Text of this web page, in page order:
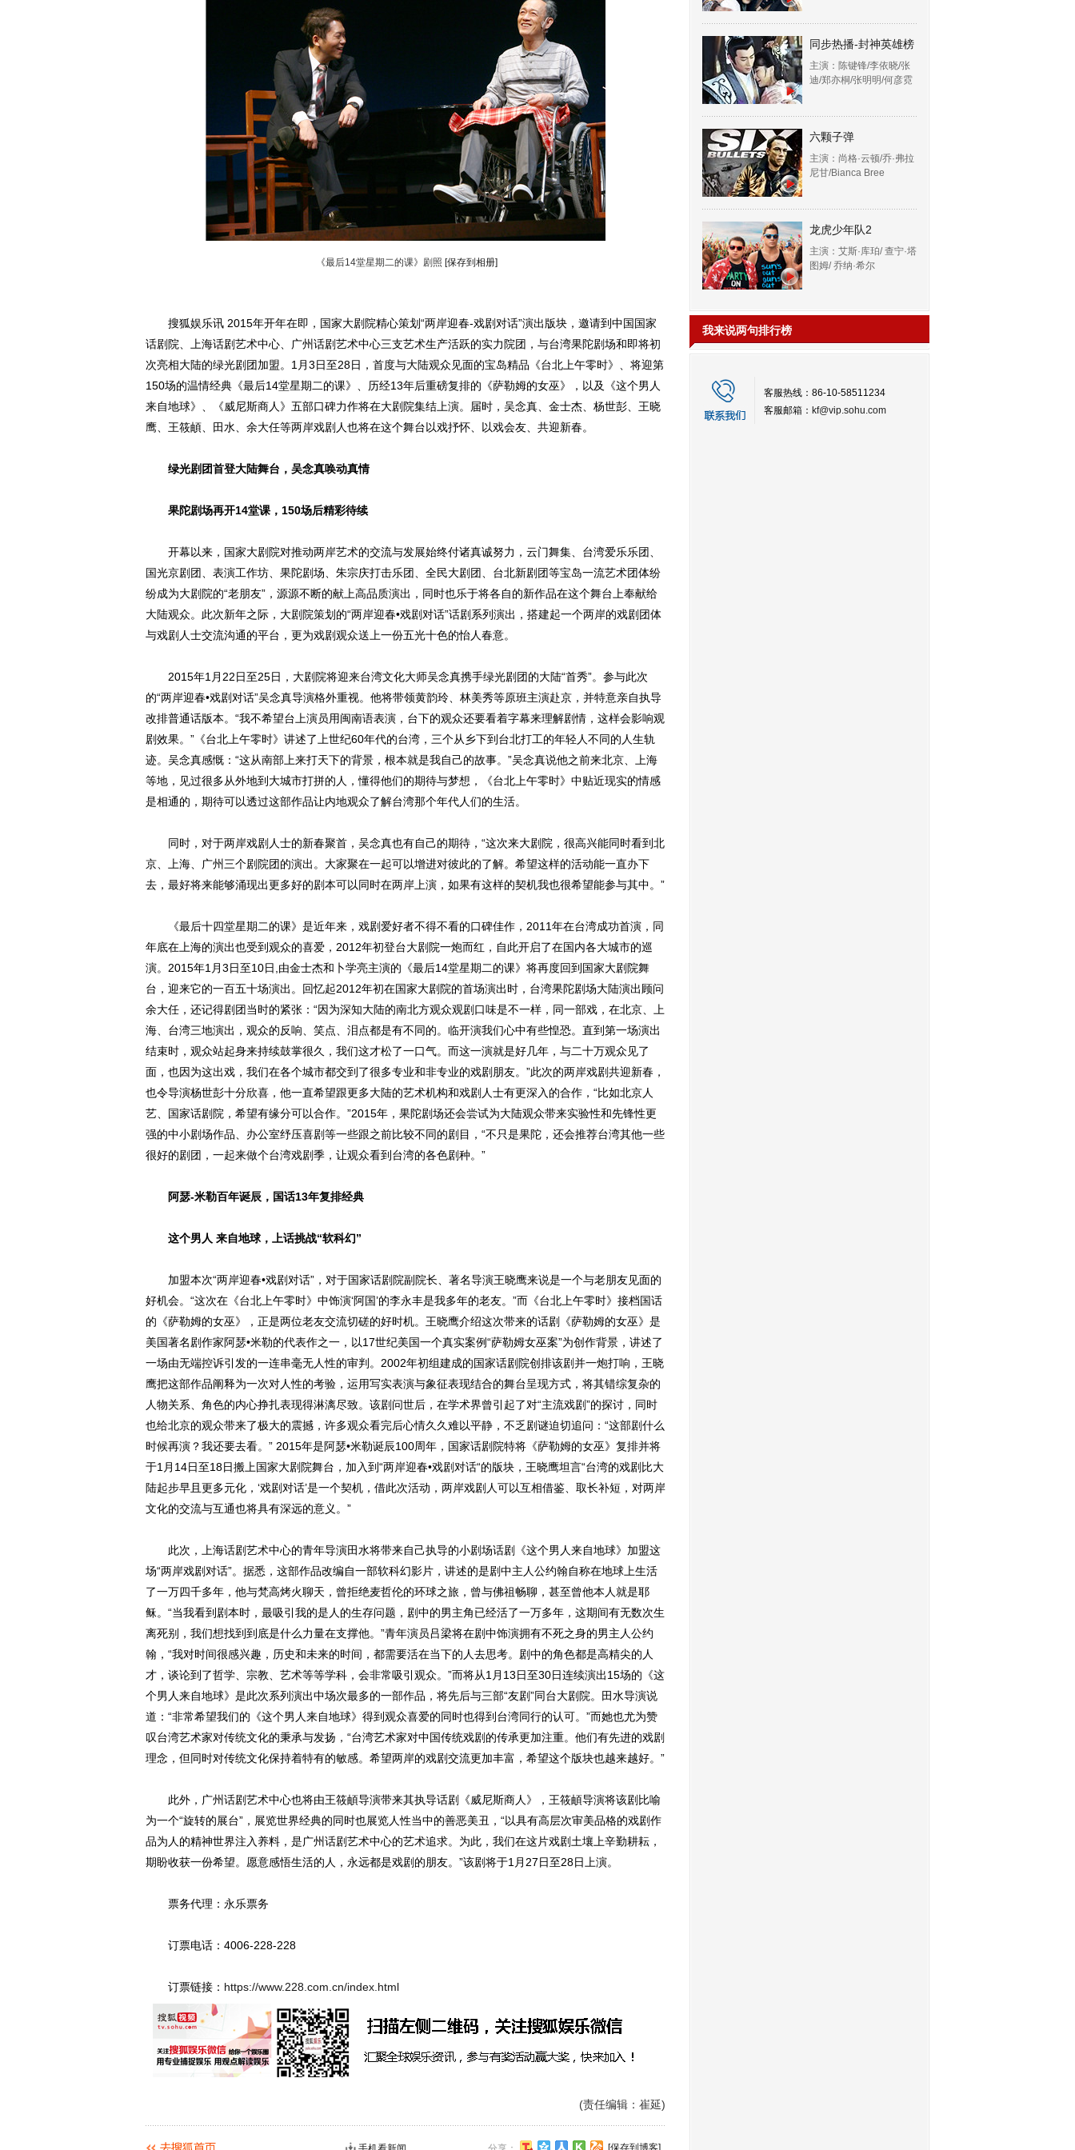
《最后14堂星期二的课》剧照 [保存到相册]
搜狐娱乐讯 2015年开年在即，国家大剧院精心策划“两岸迎春-戏剧对话”演出版块，邀请到中国国家
话剧院、上海话剧艺术中心、广州话剧艺术中心三支艺术生产活跃的实力院团，与台湾果陀剧场和即将初
次亮相大陆的绿光剧团加盟。1月3日至28日，首度与大陆观众见面的宝岛精品《台北上午零时》、将迎第
150场的温情经典《最后14堂星期二的课》、历经13年后重磅复排的《萨勒姆的女巫》，以及《这个男人
来自地球》、《威尼斯商人》五部口碑力作将在大剧院集结上演。届时，吴念真、金士杰、杨世彭、王晓
鹰、王筱頔、田水、余大任等两岸戏剧人也将在这个舞台以戏抒怀、以戏会友、共迎新春。
绿光剧团首登大陆舞台，吴念真唤动真情
果陀剧场再开14堂课，150场后精彩待续
开幕以来，国家大剧院对推动两岸艺术的交流与发展始终付诸真诚努力，云门舞集、台湾爱乐乐团、
国光京剧团、表演工作坊、果陀剧场、朱宗庆打击乐团、全民大剧团、台北新剧团等宝岛一流艺术团体纷
纷成为大剧院的“老朋友”，源源不断的献上高品质演出，同时也乐于将各自的新作品在这个舞台上奉献给
大陆观众。此次新年之际，大剧院策划的“两岸迎春•戏剧对话”话剧系列演出，搭建起一个两岸的戏剧团体
与戏剧人士交流沟通的平台，更为戏剧观众送上一份五光十色的怡人春意。
2015年1月22日至25日，大剧院将迎来台湾文化大师吴念真携手绿光剧团的大陆“首秀”。参与此次
的“两岸迎春•戏剧对话”吴念真导演格外重视。他将带领黄韵玲、林美秀等原班主演赴京，并特意亲自执导
改排普通话版本。“我不希望台上演员用闽南语表演，台下的观众还要看着字幕来理解剧情，这样会影响观
剧效果。”《台北上午零时》讲述了上世纪60年代的台湾，三个从乡下到台北打工的年轻人不同的人生轨
迹。吴念真感慨：“这从南部上来打天下的背景，根本就是我自己的故事。”吴念真说他之前来北京、上海
等地，见过很多从外地到大城市打拼的人，懂得他们的期待与梦想，《台北上午零时》中贴近现实的情感
是相通的，期待可以透过这部作品让内地观众了解台湾那个年代人们的生活。
同时，对于两岸戏剧人士的新春聚首，吴念真也有自己的期待，“这次来大剧院，很高兴能同时看到北
京、上海、广州三个剧院团的演出。大家聚在一起可以增进对彼此的了解。希望这样的活动能一直办下
去，最好将来能够涌现出更多好的剧本可以同时在两岸上演，如果有这样的契机我也很希望能参与其中。”
《最后十四堂星期二的课》是近年来，戏剧爱好者不得不看的口碑佳作，2011年在台湾成功首演，同
年底在上海的演出也受到观众的喜爱，2012年初登台大剧院一炮而红，自此开启了在国内各大城市的巡
演。2015年1月3日至10日,由金士杰和卜学亮主演的《最后14堂星期二的课》将再度回到国家大剧院舞
台，迎来它的一百五十场演出。回忆起2012年初在国家大剧院的首场演出时，台湾果陀剧场大陆演出顾问
余大任，还记得剧团当时的紧张：“因为深知大陆的南北方观众观剧口味是不一样，同一部戏，在北京、上
海、台湾三地演出，观众的反响、笑点、泪点都是有不同的。临开演我们心中有些惶恐。直到第一场演出
结束时，观众站起身来持续鼓掌很久，我们这才松了一口气。而这一演就是好几年，与二十万观众见了
面，也因为这出戏，我们在各个城市都交到了很多专业和非专业的戏剧朋友。”此次的两岸戏剧共迎新春，
也令导演杨世彭十分欣喜，他一直希望跟更多大陆的艺术机构和戏剧人士有更深入的合作，“比如北京人
艺、国家话剧院，希望有缘分可以合作。”2015年，果陀剧场还会尝试为大陆观众带来实验性和先锋性更
强的中小剧场作品、办公室纾压喜剧等一些跟之前比较不同的剧目，“不只是果陀，还会推荐台湾其他一些
很好的剧团，一起来做个台湾戏剧季，让观众看到台湾的各色剧种。”
阿瑟-米勒百年诞辰，国话13年复排经典
这个男人 来自地球，上话挑战“软科幻”
加盟本次“两岸迎春•戏剧对话”，对于国家话剧院副院长、著名导演王晓鹰来说是一个与老朋友见面的
好机会。“这次在《台北上午零时》中饰演‘阿国’的李永丰是我多年的老友。”而《台北上午零时》接档国话
的《萨勒姆的女巫》，正是两位老友交流切磋的好时机。王晓鹰介绍这次带来的话剧《萨勒姆的女巫》是
美国著名剧作家阿瑟•米勒的代表作之一，以17世纪美国一个真实案例“萨勒姆女巫案”为创作背景，讲述了
一场由无端控诉引发的一连串毫无人性的审判。2002年初组建成的国家话剧院创排该剧并一炮打响，王晓
鹰把这部作品阐释为一次对人性的考验，运用写实表演与象征表现结合的舞台呈现方式，将其错综复杂的
人物关系、角色的内心挣扎表现得淋漓尽致。该剧问世后，在学术界曾引起了对“主流戏剧”的探讨，同时
也给北京的观众带来了极大的震撼，许多观众看完后心情久久难以平静，不乏剧谜迫切追问：“这部剧什么
时候再演？我还要去看。” 2015年是阿瑟•米勒诞辰100周年，国家话剧院特将《萨勒姆的女巫》复排并将
于1月14日至18日搬上国家大剧院舞台，加入到“两岸迎春•戏剧对话“的版块，王晓鹰坦言“台湾的戏剧比大
陆起步早且更多元化，‘戏剧对话’是一个契机，借此次活动，两岸戏剧人可以互相借鉴、取长补短，对两岸
文化的交流与互通也将具有深远的意义。”
此次，上海话剧艺术中心的青年导演田水将带来自己执导的小剧场话剧《这个男人来自地球》加盟这
场“两岸戏剧对话”。据悉，这部作品改编自一部软科幻影片，讲述的是剧中主人公约翰自称在地球上生活
了一万四千多年，他与梵高烤火聊天，曾拒绝麦哲伦的环球之旅，曾与佛祖畅聊，甚至曾他本人就是耶
稣。“当我看到剧本时，最吸引我的是人的生存问题，剧中的男主角已经活了一万多年，这期间有无数次生
离死别，我们想找到到底是什么力量在支撑他。”青年演员吕梁将在剧中饰演拥有不死之身的男主人公约
翰，“我对时间很感兴趣，历史和未来的时间，都需要活在当下的人去思考。剧中的角色都是高精尖的人
才，谈论到了哲学、宗教、艺术等等学科，会非常吸引观众。”而将从1月13日至30日连续演出15场的《这
个男人来自地球》是此次系列演出中场次最多的一部作品，将先后与三部“友剧”同台大剧院。田水导演说
道：“非常希望我们的《这个男人来自地球》得到观众喜爱的同时也得到台湾同行的认可。”而她也尤为赞
叹台湾艺术家对传统文化的秉承与发扬，“台湾艺术家对中国传统戏剧的传承更加注重。他们有先进的戏剧
理念，但同时对传统文化保持着特有的敏感。希望两岸的戏剧交流更加丰富，希望这个版块也越来越好。”
此外，广州话剧艺术中心也将由王筱頔导演带来其执导话剧《威尼斯商人》，王筱頔导演将该剧比喻
为一个“旋转的展台”，展览世界经典的同时也展览人性当中的善恶美丑，“以具有高层次审美品格的戏剧作
品为人的精神世界注入养料，是广州话剧艺术中心的艺术追求。为此，我们在这片戏剧土壤上辛勤耕耘，
期盼收获一份希望。愿意感悟生活的人，永远都是戏剧的朋友。”该剧将于1月27日至28日上演。
票务代理：永乐票务
订票电话：4006-228-228
订票链接： https://www.228.com.cn/index.html
(责任编辑：崔延)
[保存到博客]
同步热播-封神英雄榜
主演：陈键锋/李依晓/张
迪/郑亦桐/张明明/何彦霓
六颗子弹
主演：尚格·云顿/乔·弗拉
尼甘/Bianca Bree
龙虎少年队2
主演：艾斯·库珀/ 查宁·塔
图姆/ 乔纳·希尔
我来说两句排行榜
客服热线：86-10-58511234
客服邮箱： kf@vip.sohu.com